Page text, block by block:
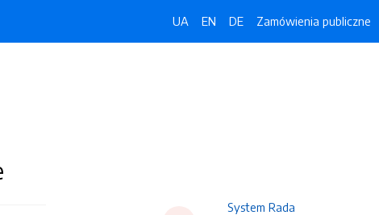
UA EN DE Zamówienia publiczne
System Rada